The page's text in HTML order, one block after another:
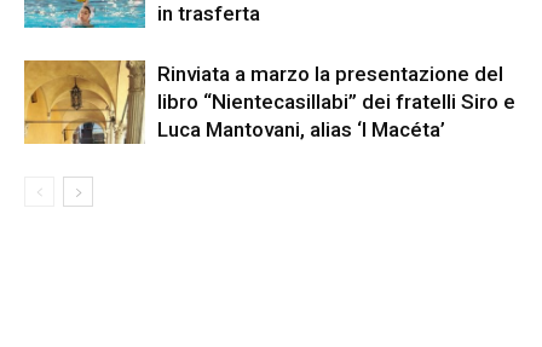
in trasferta
Rinviata a marzo la presentazione del
libro “Nientecasillabi” dei fratelli Siro e
Luca Mantovani, alias ‘I Macéta’